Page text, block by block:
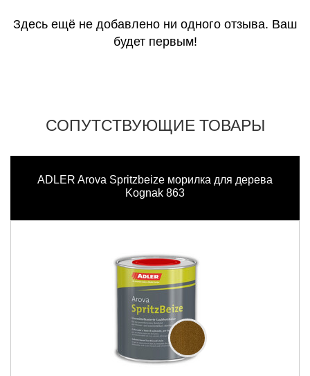
Здесь ещё не добавлено ни одного отзыва. Ваш
будет первым!
СОПУТСТВУЮЩИЕ ТОВАРЫ
ADLER Arova Spritzbeize морилка для дерева
Kognak 863